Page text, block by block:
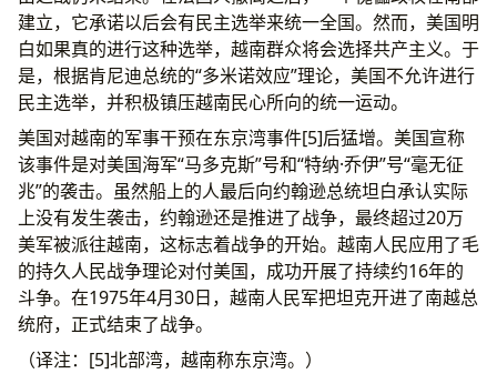
建立，它承诺以后会有民主选举来统一全国。然而，美国明
白如果真的进行这种选举，越南群众将会选择共产主义。于
是，根据肯尼迪总统的“多米诺效应”理论，美国不允许进行
民主选举，并积极镇压越南民心所向的统一运动。
美国对越南的军事干预在东京湾事件[5]后猛增。美国宣称
该事件是对美国海军“马多克斯”号和“特纳·乔伊”号“毫无征
兆”的袭击。虽然船上的人最后向约翰逊总统坦白承认实际
上没有发生袭击，约翰逊还是推进了战争，最终超过20万
美军被派往越南，这标志着战争的开始。越南人民应用了毛
的持久人民战争理论对付美国，成功开展了持续约16年的
斗争。在1975年4月30日，越南人民军把坦克开进了南越总
统府，正式结束了战争。
（译注：[5]北部湾，越南称东京湾。）